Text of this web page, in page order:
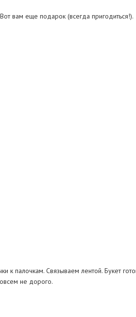
вам еще подарок (всегда пригодиться!).
к палочкам. Связываем лентой. Букет
не дорого.